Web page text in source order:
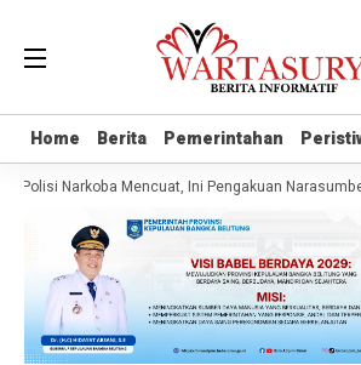
Home Berita Pemerintahan
Home Berita Pemerintahan
Narkoba Mencuat, Ini Pengakuan Narasumber